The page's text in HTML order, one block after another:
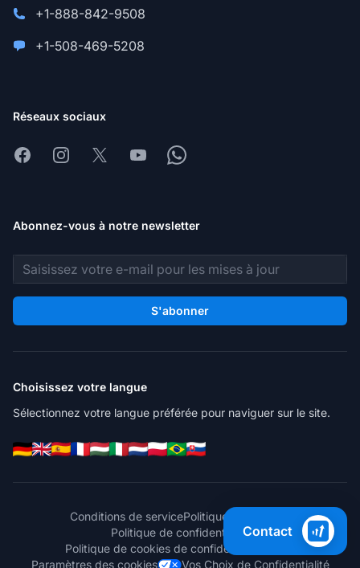
+1-888-842-9508
+1-508-469-5208
Réseaux sociaux
FacebookInstagram
X YoutubeWhatsapp
Abonnez-vous à notre newsletter
Adresse e-mail
S'abonner
Choisissez votre langue
Sélectionnez votre langue préférée pour naviguer sur le site.
Conditions de servicePolitique de sécurité
Politique de confidentialité
Politique de cookies de confidentialité
Paramètres des cookies
Vos Choix de Confidentialité
Contact